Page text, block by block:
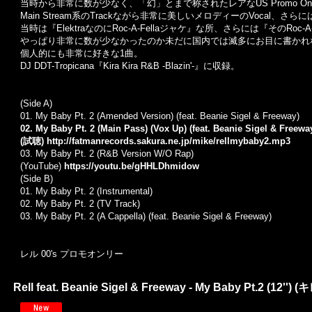
当時から非常に数が少なく、「幻」とまで称されたレアなUS Promo
Main Stream系のTrackながら非常に美しいメロディーのVocal、さら
当時は『ElektraなのにRoc-A-Fellaジャケ』な所、さらには『その
やっぱり非常に数が少なかったのか未だに国内では滅多にお目に書か
個人的にも非常に好きな1曲。
DJ DDT-Tropicana『Kira Kira R&B -Blazin'-』に収録。
(Side A)
01. My Baby Pt. 2 (Amended Version) (feat. Beanie Sigel & Freeway)
02. My Baby Pt. 2 (Main Pass) (Vox Up) (feat. Beanie Sigel &
(試聴) http://fatmanrecords.sakura.ne.jp/mike/rellmybaby2.mp3
03. My Baby Pt. 2 (R&B Version W/O Rap)
(YouTube) https://youtu.be/gHHLDhmidow
(Side B)
01. My Baby Pt. 2 (Instrumental)
02. My Baby Pt. 2 (TV Track)
03. My Baby Pt. 2 (A Cappella) (feat. Beanie Sigel & Freeway)
レル 00's プロモオンリー
Rell feat. Beanie Sigel & Freeway - My Baby Pt.2 (12'') (キ